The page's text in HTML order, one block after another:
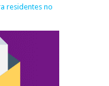
residentes no